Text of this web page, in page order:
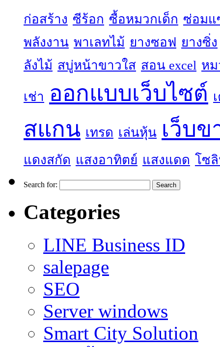
ก่อสร้าง ซีร้อก ซื้อหมวกเด็ก ซ่อมแ
พลังงาน พาเลทไม้ ยางซอฟ ยางซิ่ง
ลังไม้ สบู่หน้าขาวใส สอน excel หม
เช่า ออกแบบเว็บไซต์
สแกน เทรด เล่นหุ้น เว็บข
แดงสกัด แสงอาทิตย์ แสงแดด โซ
Search for:
Categories
LINE Business ID
salepage
SEO
Server windows
Smart City Solution